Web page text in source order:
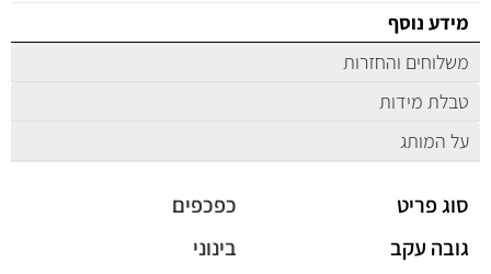
מידע נוסף
משלוחים והחזרות
טבלת מידות
על המותג
סוג פריט
כפכפים
גובה עקב
בינוני